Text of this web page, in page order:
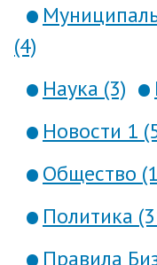
(4)
Наука (3)
Новости 1
Общество
Политика
Правила